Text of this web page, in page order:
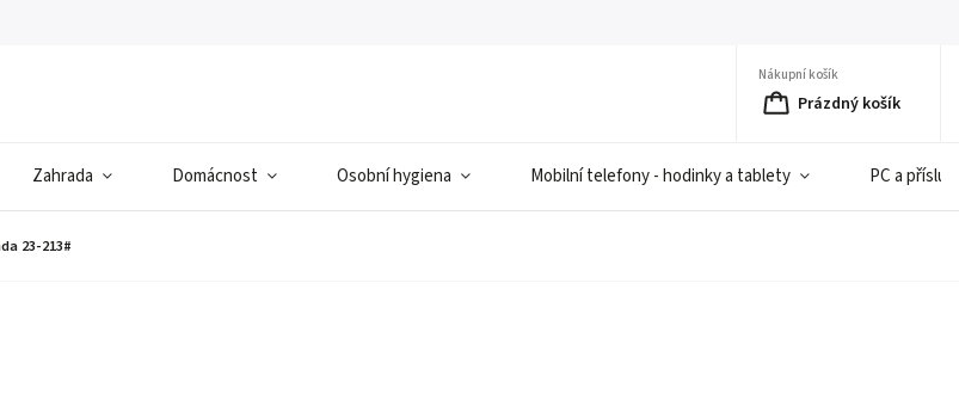
Nákupní košík
Prázdný košík
Zahrada Domácnost Osobní hygiena Mobilní telefony - hodinky a tablety PC a
23-213#